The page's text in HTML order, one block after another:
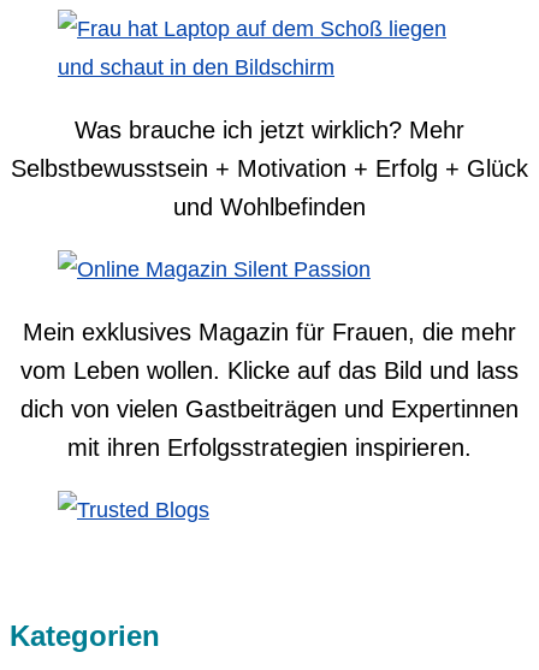
Was brauche ich jetzt wirklich? Mehr
Selbstbewusstsein + Motivation + Erfolg + Glück
und Wohlbefinden
Mein exklusives Magazin für Frauen, die mehr
vom Leben wollen. Klicke auf das Bild und lass
dich von vielen Gastbeiträgen und Expertinnen
mit ihren Erfolgsstrategien inspirieren.
Kategorien